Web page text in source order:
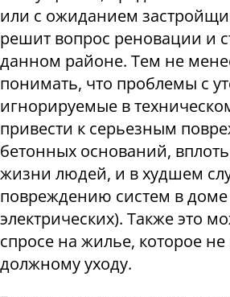
или с ожиданием
решит вопрос реновации и
данном районе. Тем не
понимать, что проблемы с
игнорируемые в
привести к серьезным
бетонных оснований,
жизни людей, и в худшем
повреждению систем в
электрических). Также это
спросе на жилье, которое не
должному уходу.